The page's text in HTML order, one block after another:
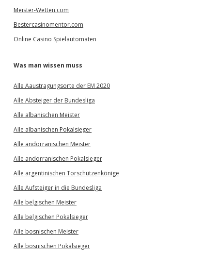
Meister-Wetten.com
Bestercasinomentor.com
Online Casino Spielautomaten
Was man wissen muss
Alle Aaustragungsorte der EM 2020
Alle Absteiger der Bundesliga
Alle albanischen Meister
Alle albanischen Pokalsieger
Alle andorranischen Meister
Alle andorranischen Pokalsieger
Alle argentinischen Torschützenkönige
Alle Aufsteiger in die Bundesliga
Alle belgischen Meister
Alle belgischen Pokalsieger
Alle bosnischen Meister
Alle bosnischen Pokalsieger